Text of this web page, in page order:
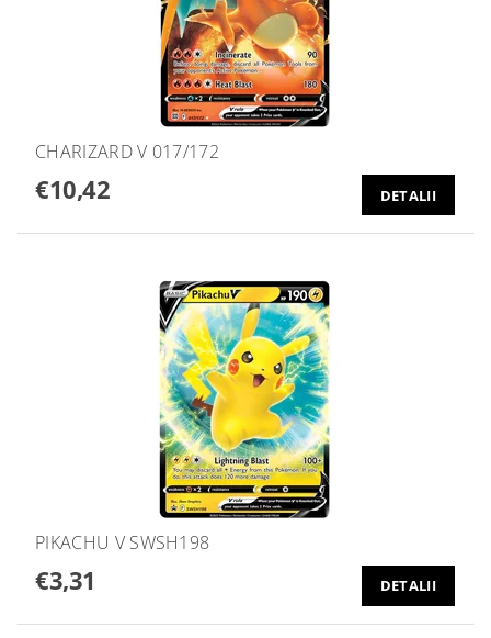
CHARIZARD V 017/172
€10,42 DETALII
PIKACHU V SWSH198
€3,31 DETALII